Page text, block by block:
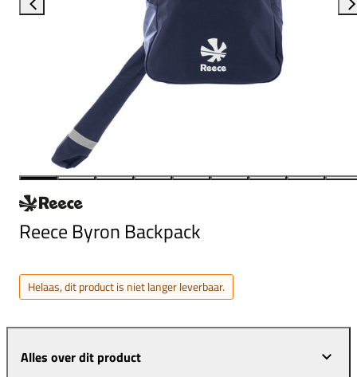
Reece Byron Backpack
Helaas, dit product is niet langer leverbaar.
Alles over dit product